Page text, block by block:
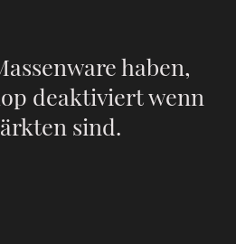
haben,
deaktiviert wenn
sind.